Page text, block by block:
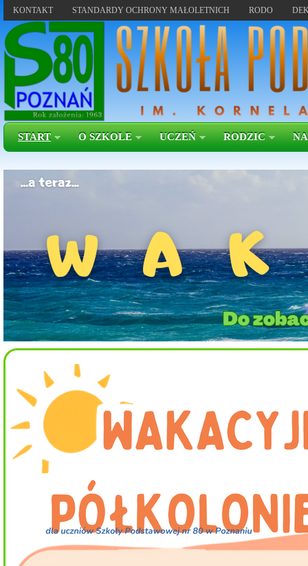
KONTAKT STANDARDY OCHRONY MAŁOLETNICH RODO
START O SZKOLE UCZEŃ RODZIC